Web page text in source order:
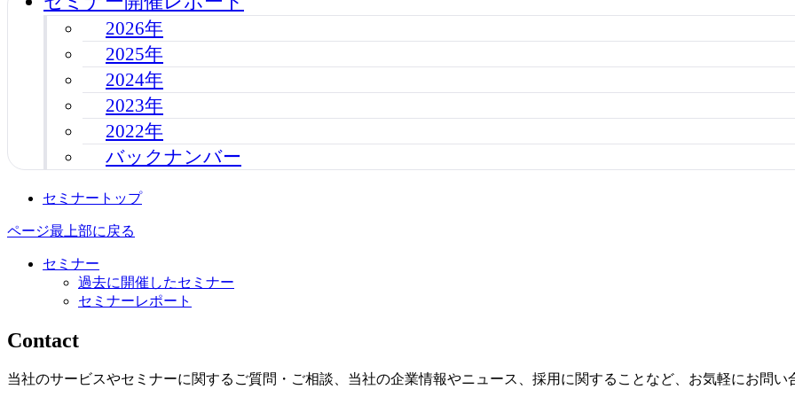
2026年
2025年
2024年
2023年
2022年
バックナンバー
セミナートップ
ページ最上部に戻る
セミナー
過去に開催したセミナー
セミナーレポート
Contact
当社のサービスやセミナーに関するご質問・ご相談、当社の企業情報やニュース、採用に関することなど、お気軽にお問い